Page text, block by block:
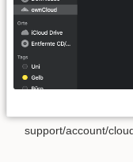
support/account/